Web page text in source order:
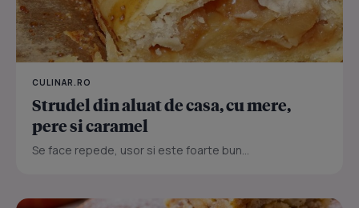
CULINAR.RO
Strudel din aluat de casa, cu mere,
pere si caramel
Se face repede, usor si este foarte bun...